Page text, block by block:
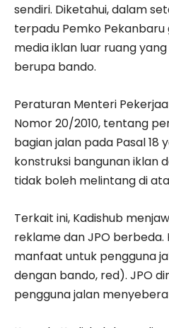
sendiri. Diketahui, dalam
terpadu Pemko
media iklan luar ruang
berupa bando.
Peraturan Menteri
Nomor 20/2010, tentang
bagian jalan pada Pasal 18
konstruksi bangunan iklan
tidak boleh melintang di
Terkait ini, Kadishub
reklame dan JPO berbeda.
manfaat untuk pengguna
dengan bando, red). JPO
pengguna jalan